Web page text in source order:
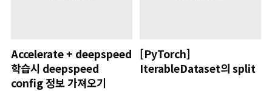
Accelerate + deepspeed
학습시 deepspeed
config 정보 가져오기
[PyTorch]
IterableDataset의 split